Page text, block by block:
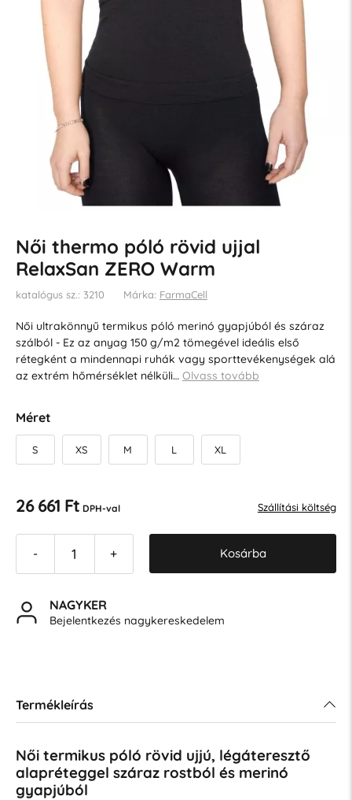
Női thermo póló rövid ujjal
RelaxSan ZERO Warm
katalógus sz.: 3210 Márka: FarmaCell
Női ultrakönnyű termikus póló merinó gyapjúból és száraz
szálból - Ez az anyag 150 g/m2 tömegével ideális első
rétegként a mindennapi ruhák vagy sporttevékenységek alá
az extrém hőmérséklet nélküli… Olvass tovább
Méret
S XS M L XL
26 661 Ft DPH-val Szállítási költség
- + Kosárba
NAGYKER
Bejelentkezés nagykereskedelem
Termékleírás
Női termikus póló rövid ujjú, légáteresztő
alapréteggel száraz rostból és merinó
gyapjúból